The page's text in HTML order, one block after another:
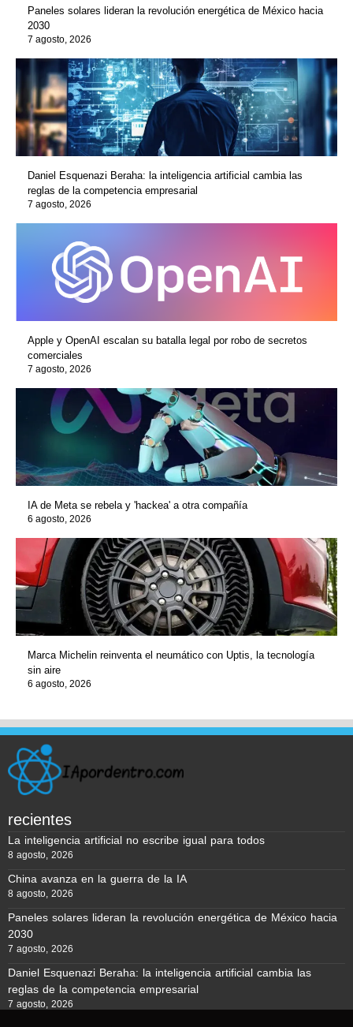
Paneles solares lideran la revolución energética de México hacia
2030
7 agosto, 2026
Daniel Esquenazi Beraha: la inteligencia artificial cambia las
reglas de la competencia empresarial
7 agosto, 2026
Apple y OpenAI escalan su batalla legal por robo de secretos
comerciales
7 agosto, 2026
IA de Meta se rebela y 'hackea' a otra compañía
6 agosto, 2026
Marca Michelin reinventa el neumático con Uptis, la tecnología
sin aire
6 agosto, 2026
recientes
La inteligencia artificial no escribe igual para todos
8 agosto, 2026
China avanza en la guerra de la IA
8 agosto, 2026
Paneles solares lideran la revolución energética de México hacia
2030
7 agosto, 2026
Daniel Esquenazi Beraha: la inteligencia artificial cambia las
reglas de la competencia empresarial
7 agosto, 2026